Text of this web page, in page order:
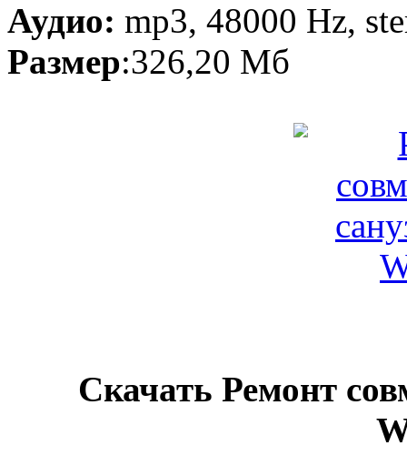
Аудио: mp3, 48000 Hz,
Размер:326,20 Мб
Скачать Ремонт